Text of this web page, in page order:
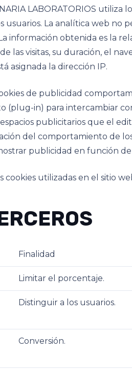
LABORATORIOS
usuarios. La analítica web
información obtenida es la
las visitas, su duración, el
asignada la dirección IP.
de publicidad
(plug-in) para intercambiar
publicitarios que el
del comportamiento de
publicidad en función
utilizadas en el sitio
Finalidad
Limitar el porcentaje.
Distinguir a los usuarios.
Conversión.